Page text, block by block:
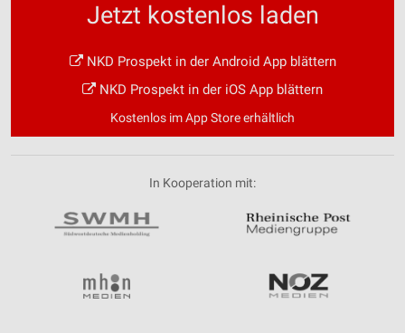
Jetzt kostenlos laden
NKD Prospekt in der Android App blättern
NKD Prospekt in der iOS App blättern
Kostenlos im App Store erhältlich
In Kooperation mit: